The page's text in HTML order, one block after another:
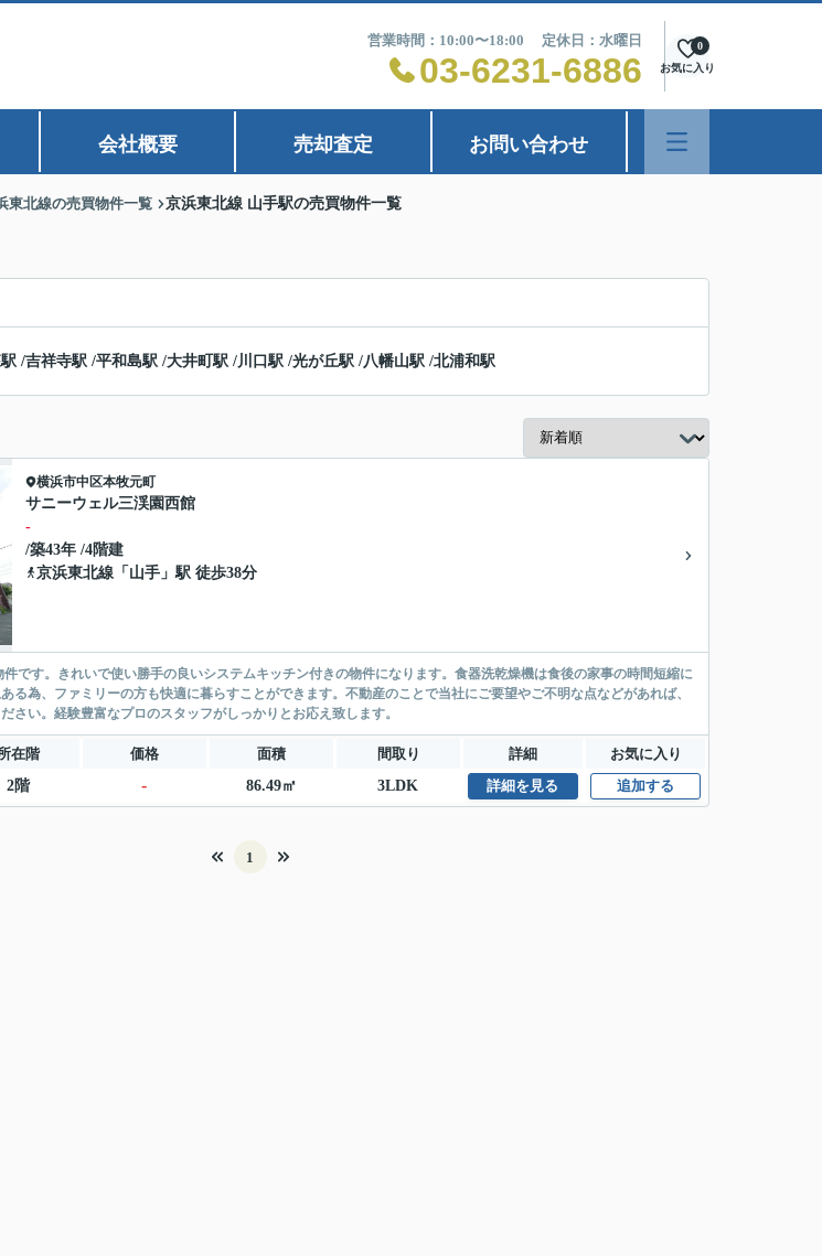
営業時間：10:00〜18:00 定休日：水曜日
03-6231-6886 お気に入り
0
会社概要 売却査定 お問い合わせ
東北線の売買物件一覧 京浜東北線 山手駅の売買物件一覧
/吉祥寺駅 /平和島駅 /大井町駅 /川口駅 /光が丘駅 /八幡山駅 /北浦和駅
横浜市中区本牧元町
サニーウェル三渓園西館
-
/築43年 /4階建
京浜東北線 「 山手 」駅 徒歩38分
です。きれいで使い勝手の良いシステムキッチン付きの物件になります。食器洗乾燥機は食後の家事の時間短縮に
る為、ファミリーの方も快適に暮らすことができます。不動産のことで当社にご要望やご不明な点などがあれば、
さい。経験豊富なプロのスタッフがしっかりとお応え致します。
在階 価格 面積 間取り 詳細
お気に入り
2階 - 86.49㎡ 3LDK 詳細を見る 追加する
1